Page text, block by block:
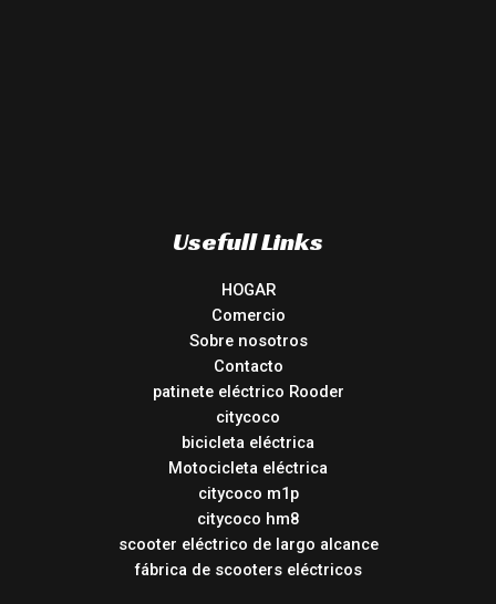
Usefull Links
HOGAR
Comercio
Sobre nosotros
Contacto
patinete eléctrico Rooder
citycoco
bicicleta eléctrica
Motocicleta eléctrica
citycoco m1p
citycoco hm8
scooter eléctrico de largo alcance
fábrica de scooters eléctricos